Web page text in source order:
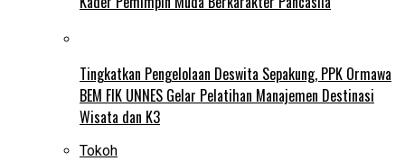
Tingkatkan Pengelolaan Deswita Sepakung, PPK Ormawa
BEM FIK UNNES Gelar Pelatihan Manajemen Destinasi
Wisata dan K3
Tokoh